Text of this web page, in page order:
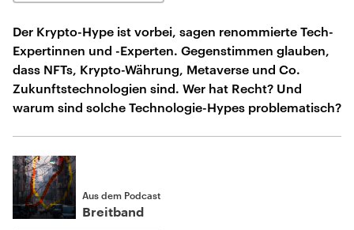
Der Krypto-Hype ist vorbei, sagen renommierte Tech-
Expertinnen und -Experten. Gegenstimmen glauben,
dass NFTs, Krypto-Währung, Metaverse und Co.
Zukunftstechnologien sind. Wer hat Recht? Und
warum sind solche Technologie-Hypes problematisch?
Aus dem Podcast
Breitband